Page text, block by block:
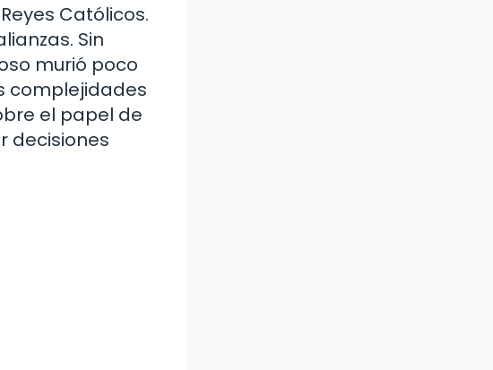
Católicos.
Sin
murió poco
complejidades
el papel de
decisiones